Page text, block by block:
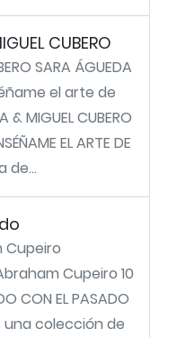
CUBERO
SARA ÁGUEDA
el arte de
MIGUEL CUBERO
EL ARTE DE
de...
Cupeiro
Cupeiro 10
CON EL PASADO
una colección de